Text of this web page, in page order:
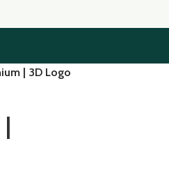
| 3D Logo